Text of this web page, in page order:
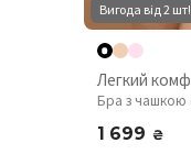
Вигода від 2 шт!
Легкий
Бра з чашкою
1 699 ₴